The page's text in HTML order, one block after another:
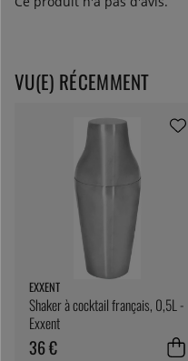
VU(E) RÉCEMMENT
EXXENT
Shaker à cocktail français, 0,5L -
Exxent
36 €